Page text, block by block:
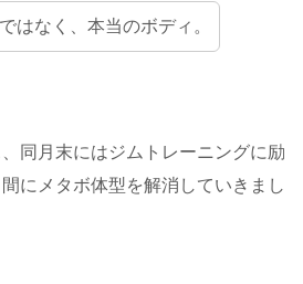
はなく、本当のボディ。
同月末にはジムトレーニングに励
にメタボ体型を解消していきまし